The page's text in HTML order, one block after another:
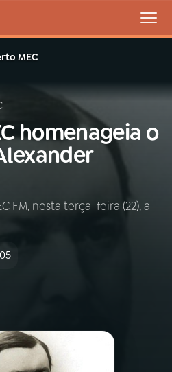
AO VIVO
MEC
homenageia o
FM, nesta terça-feira (22), a